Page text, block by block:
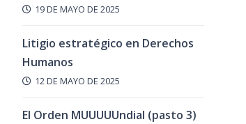
19 DE MAYO DE 2025
Litigio estratégico en Derechos
Humanos
12 DE MAYO DE 2025
El Orden MUUUUUndial (pasto 3)